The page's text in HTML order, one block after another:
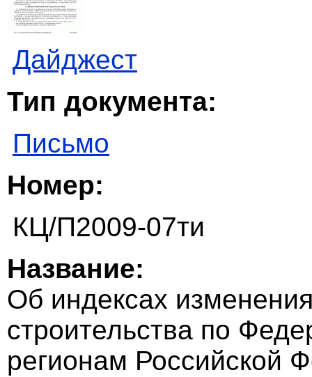
Дайджест
Тип документа:
Письмо
Номер:
КЦ/П2009-07ти
Название:
Об индексах
строительства по
регионам Российской